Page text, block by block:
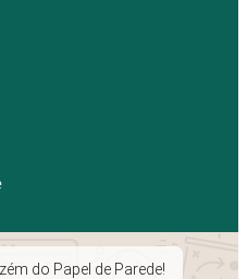
do Papel de Parede!